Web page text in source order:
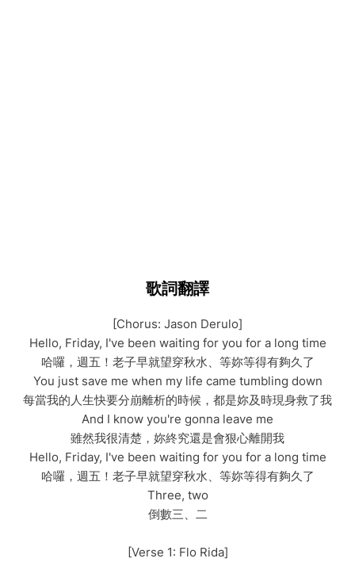
歌詞翻譯
[Chorus: Jason Derulo]
Hello, Friday, I've been waiting for you for a long time
哈囉，週五！老子早就望穿秋水、等妳等得有夠久了
You just save me when my life came tumbling down
每當我的人生快要分崩離析的時候，都是妳及時現身救了我
And I know you're gonna leave me
雖然我很清楚，妳終究還是會狠心離開我
Hello, Friday, I've been waiting for you for a long time
哈囉，週五！老子早就望穿秋水、等妳等得有夠久了
Three, two
倒數三、二
[Verse 1: Flo Rida]